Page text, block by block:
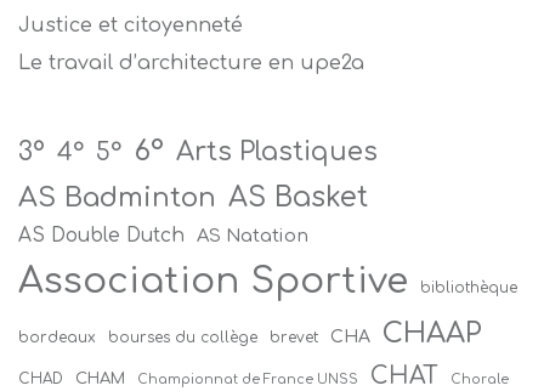
Justice et citoyenneté
Le travail d’architecture en upe2a
3° 4° 5° 6° Arts Plastiques
AS Badminton AS Basket
AS Double Dutch AS Natation
Association Sportive bibliothèque
bordeaux bourses du collège brevet CHA CHAAP
CHAD CHAM Championnat de France UNSS CHAT Chorale